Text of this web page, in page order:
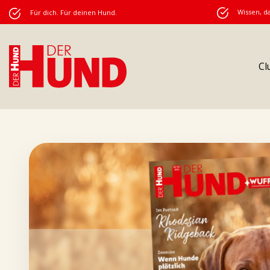
Für dich. Für deinen Hund. Wissen,